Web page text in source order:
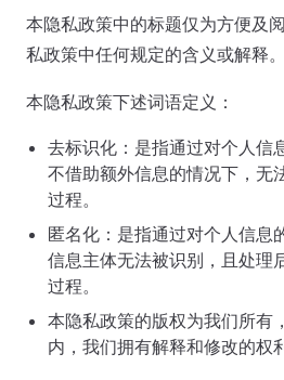
本隐私政策中的标题仅为方便及
私政策中任何规定的含义或解释。
本隐私政策下述词语定义：
去标识化：是指通过对个人信
不借助额外信息的情况下，无
过程。
匿名化：是指通过对个人信息
信息主体无法被识别，且处理
过程。
本隐私政策的版权为我们所有
内，我们拥有解释和修改的权